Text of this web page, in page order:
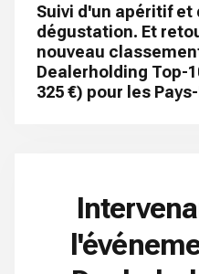
Suivi d'un apéritif et
dégustation. Et
nouveau
Dealerholding Top-
325 €) pour les